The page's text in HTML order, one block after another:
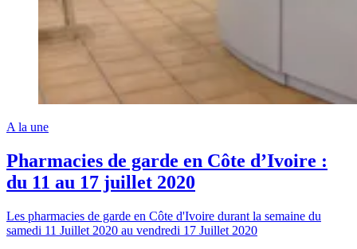
A la une
Pharmacies de garde en Côte d’Ivoire :
du 11 au 17 juillet 2020
Les pharmacies de garde en Côte d'Ivoire durant la semaine du
samedi 11 Juillet 2020 au vendredi 17 Juillet 2020